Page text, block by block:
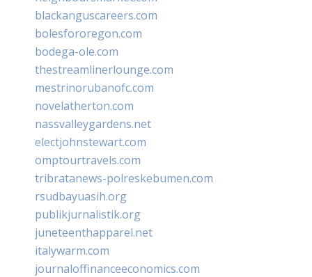
blackanguscareers.com
bolesfororegon.com
bodega-ole.com
thestreamlinerlounge.com
mestrinorubanofc.com
novelatherton.com
nassvalleygardens.net
electjohnstewart.com
omptourtravels.com
tribratanews-polreskebumen.com
rsudbayuasih.org
publikjurnalistik.org
juneteenthapparel.net
italywarm.com
journaloffinanceeconomics.com